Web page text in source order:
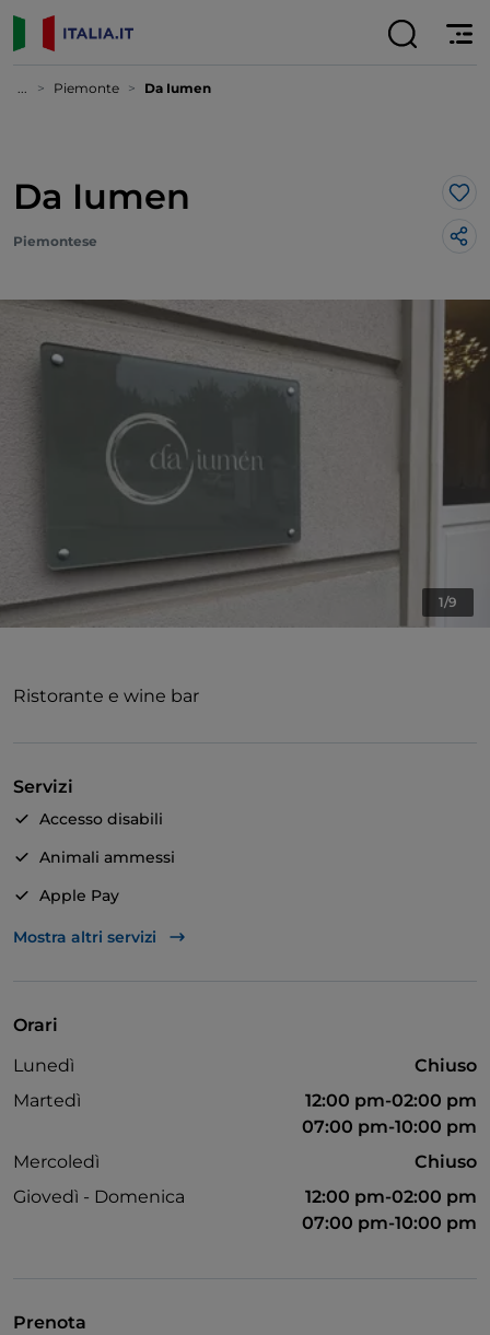
... Piemonte Da Iumen
Da Iumen
Piemontese
1/9
Ristorante e wine bar
Servizi
Accesso disabili
Animali ammessi
Apple Pay
American Express
Si parla francese
Google Pay
Pagamento con Satispay
Mostra altri servizi
Orari
Lunedì
Chiuso
Martedì
12:00 pm-02:00 pm
07:00 pm-10:00 pm
Mercoledì
Chiuso
Giovedì - Domenica
12:00 pm-02:00 pm
07:00 pm-10:00 pm
Prenota